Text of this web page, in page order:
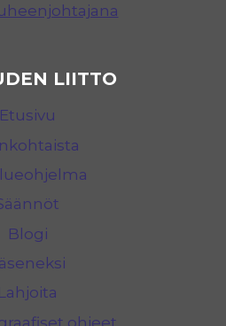
LIITTO
Etusivu
Blogi
Lahjoita
ohjeet